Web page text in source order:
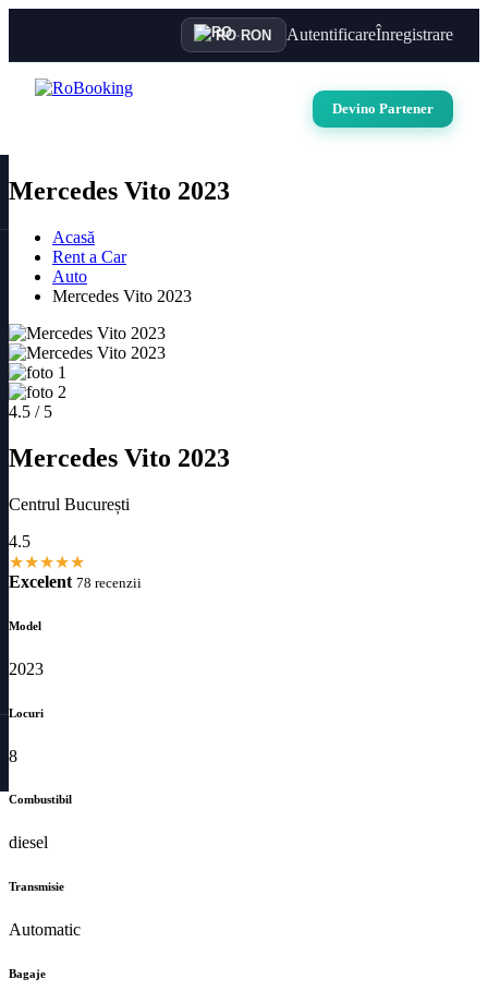
RO·RON AutentificareÎnregistrare
Devino Partener
Mercedes Vito 2023
Acasă
Rent a Car
Auto
Mercedes Vito 2023
4.5 / 5
Mercedes Vito 2023
Centrul București
4.5
★★★★★
Excelent 78 recenzii
Model
2023
Locuri
8
Combustibil
diesel
Transmisie
Automatic
Bagaje